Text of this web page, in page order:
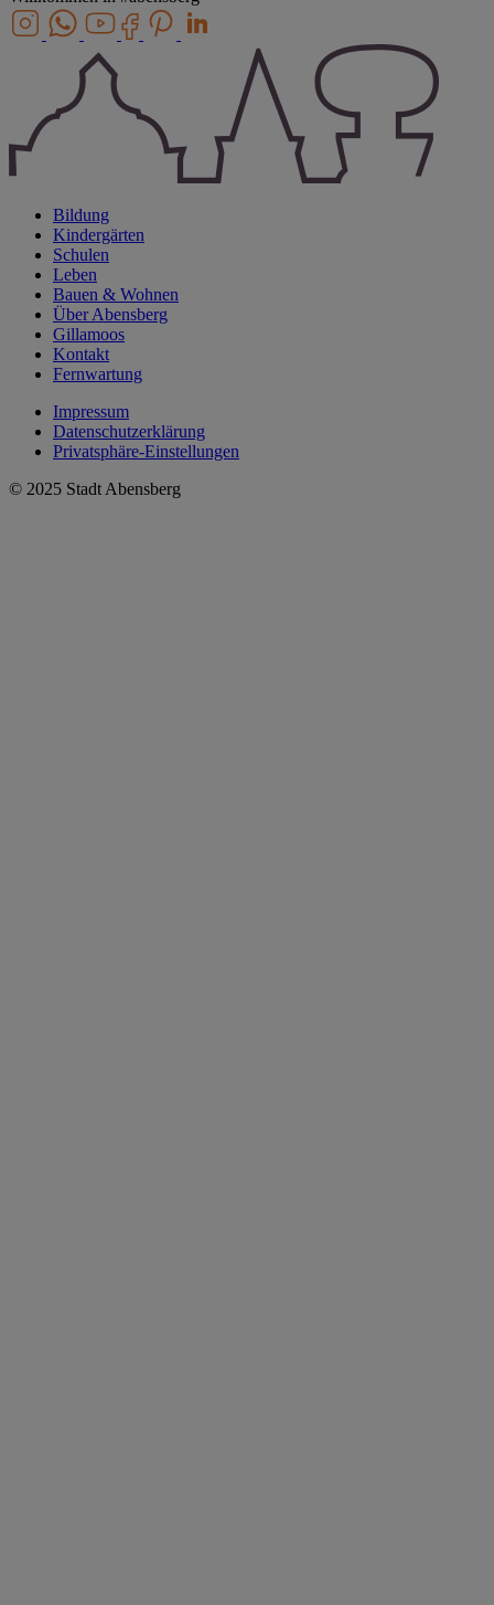
Bildung
Kindergärten
Schulen
Leben
Bauen & Wohnen
Über Abensberg
Gillamoos
Kontakt
Fernwartung
Impressum
Datenschutzerklärung
Privatsphäre-Einstellungen
© 2025 Stadt Abensberg